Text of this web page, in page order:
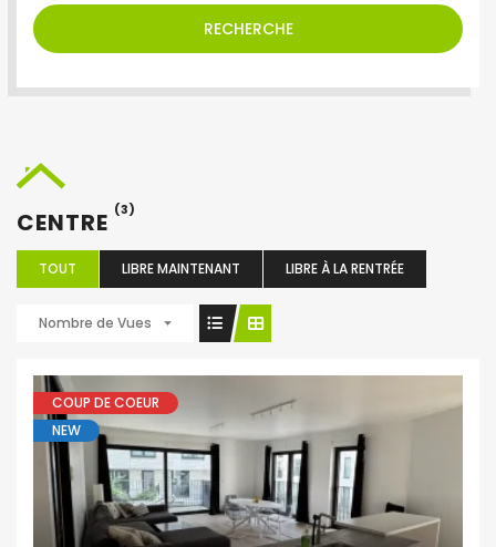
RECHERCHE
CENTRE (3)
TOUT LIBRE MAINTENANT LIBRE À LA RENTRÉE
Nombre de Vues
COUP DE COEUR
NEW